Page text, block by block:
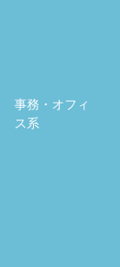
事務・オフィ
ス系